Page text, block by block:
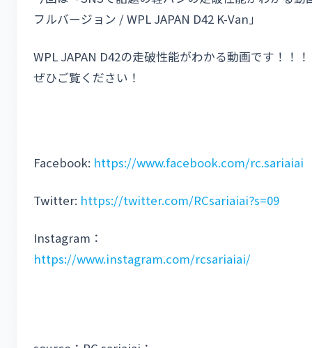
フルバージョン / WPL JAPAN D42 K-Van」
WPL JAPAN D42の走破性能がわかる動画です！！！
ぜひご覧ください！
Facebook: https://www.facebook.com/rc.sariaiai
Twitter: https://twitter.com/RCsariaiai?s=09
Instagram：
https://www.instagram.com/rcsariaiai/